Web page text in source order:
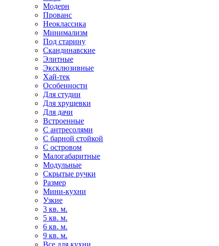
Модерн
Прованс
Неоклассика
Минимализм
Под старину
Скандинавские
Элитные
Эксклюзивные
Хай-тек
Особенности
Для студии
Для хрущевки
Для дачи
Встроенные
С антресолями
С барной стойкой
С островом
Малогабаритные
Модульные
Скрытые ручки
Размер
Мини-кухни
Узкие
3 кв. м.
5 кв. м.
6 кв. м.
9 кв. м.
Все для кухни